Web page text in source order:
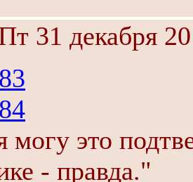
31 декабря
могу это
- правда."